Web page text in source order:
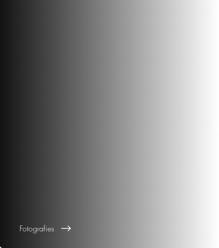
Fotografies